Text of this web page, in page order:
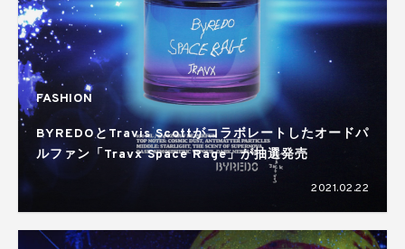
FASHION
BYREDOとTravis Scottがコラボレートしたオードパ
ルファン「Travx Space Rage」が抽選発売
2021.02.22